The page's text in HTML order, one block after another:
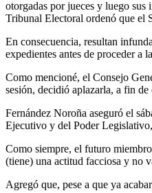
otorgadas por jueces y luego
Tribunal Electoral ordenó que el
En consecuencia, resultan
expedientes antes de proceder a
Como mencioné, el Consejo
sesión, decidió aplazarla, a fin
Fernández Noroña aseguró el
Ejecutivo y del Poder
Como siempre, el futuro
(tiene) una actitud facciosa y no
Agregó que, pese a que ya